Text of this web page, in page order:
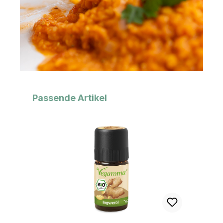
Produktgalerie überspringen
Passende Artikel